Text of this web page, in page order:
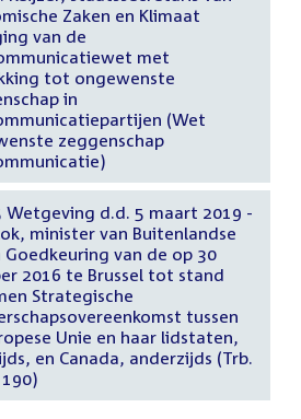
Zaken en Klimaat
van de
met
tot ongewenste
in
(Wet
zeggenschap
Wetgeving d.d. 5 maart 2019 -
minister van Buitenlandse
Goedkeuring van de op 30
2016 te Brussel tot stand
Strategische
tussen
Unie en haar lidstaten,
en Canada, anderzijds (Trb.